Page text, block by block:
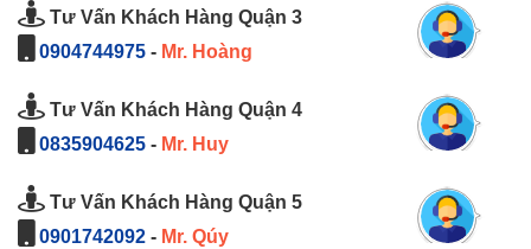
Tư Vấn Khách Hàng Quận 3
0904744975 - Mr. Hoàng
Tư Vấn Khách Hàng Quận 4
0835904625 - Mr. Huy
Tư Vấn Khách Hàng Quận 5
0901742092 - Mr. Qúy